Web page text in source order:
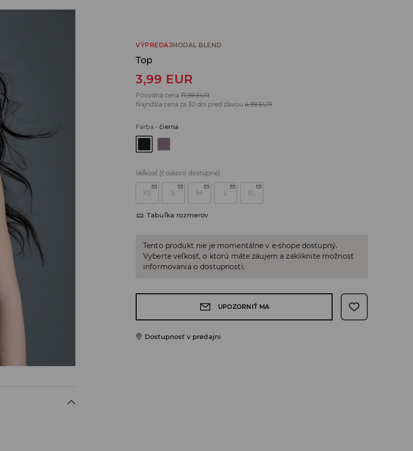
VÝPREDAJMODAL BLEND
Top
3,99 EUR
Pôvodná cena 17,99 EUR
Najnižšia cena za 30 dní pred zľavou 4,99 EUR
Farba -čierna
Veľkosť (čoskoro dostupné)
XS S M L XL
Tabuľka rozmerov
Tento produkt nie je momentálne v e-shope dostupný.
Vyberte veľkosť, o ktorú máte záujem a zakliknite možnosť
informovania o dostupnosti.
UPOZORNIŤ MA
Dostupnosť v predajni